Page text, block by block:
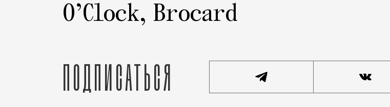
O’Clock, Brocard
Подписаться